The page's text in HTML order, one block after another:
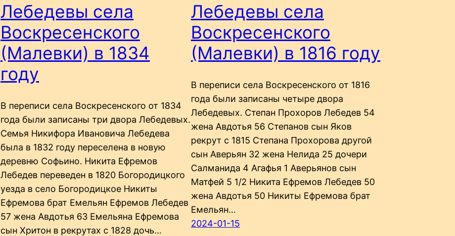
Лебедевы села
Воскресенского
(Малевки) в 1834
году
В переписи села Воскресенского от 1834
года были записаны три двора Лебедевых.
Семья Никифора Ивановича Лебедева
была в 1832 году переселена в новую
деревню Софьино. Никита Ефремов
Лебедев переведен в 1820 Богородицкого
уезда в село Богородицкое Никиты
Ефремова брат Емельян Ефремов Лебедев
57 жена Авдотья 63 Емельяна Ефремова
сын Хритон в рекрутах с 1828 дочь…
Лебедевы села
Воскресенского
(Малевки) в 1816 году
В переписи села Воскресенского от 1816
года были записаны четыре двора
Лебедевых. Степан Прохоров Лебедев 54
жена Авдотья 56 Степанов сын Яков
рекрут с 1815 Степана Прохорова другой
сын Аверьян 32 жена Нелида 25 дочери
Салманида 4 Агафья 1 Аверьянов сын
Матфей 5 1/2 Никита Ефремов Лебедев 50
жена Авдотья 50 Никиты Ефремова брат
Емельян…
2024-01-15